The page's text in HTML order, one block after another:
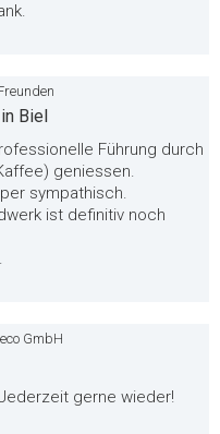
Biel
Führung durch
geniessen.
sympathisch.
ist definitiv noch
GmbH
gerne wieder!